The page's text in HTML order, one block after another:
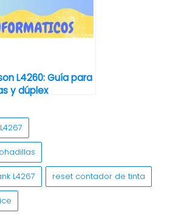
L4260: Guía para
y dúplex
L4267 reset contador de tinta